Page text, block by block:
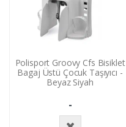
Polisport Groovy Cfs Bisiklet
Bagaj Üstü Çocuk Taşıyıcı -
Beyaz Siyah
-